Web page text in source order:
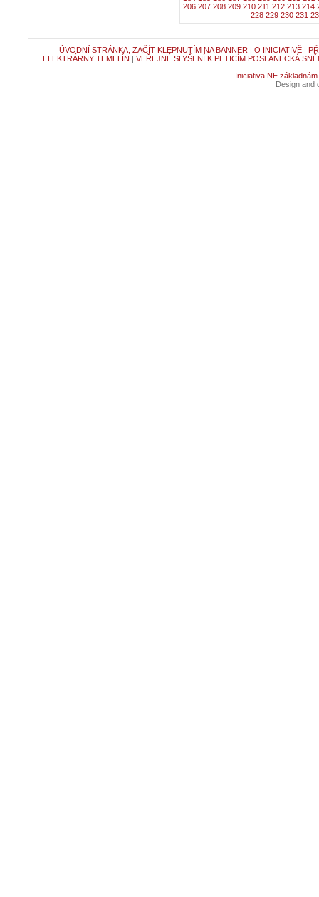
206 207 208 209 210 211 212 213 214
228 229 230 231
ÚVODNÍ STRÁNKA, ZAČÍT KLEPNUTÍM NA BANNER | O INICIATIVĚ|
ELEKTRÁRNY TEMELÍN | VEŘEJNÉ SLYŠENÍ K PETICÍM POSLANECKÁ
Iniciativa NE základnám
Design and